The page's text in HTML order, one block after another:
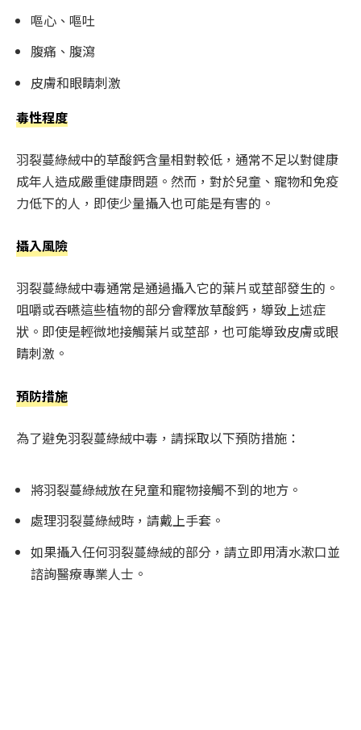
嘔心、嘔吐
腹痛、腹瀉
皮膚和眼睛刺激
毒性程度
羽裂蔓綠絨中的草酸鈣含量相對較低，通常不足以對健康
成年人造成嚴重健康問題。然而，對於兒童、寵物和免疫
力低下的人，即使少量攝入也可能是有害的。
攝入風險
羽裂蔓綠絨中毒通常是通過攝入它的葉片或莖部發生的。
咀嚼或吞嚥這些植物的部分會釋放草酸鈣，導致上述症
狀。即使是輕微地接觸葉片或莖部，也可能導致皮膚或眼
睛刺激。
預防措施
為了避免羽裂蔓綠絨中毒，請採取以下預防措施：
將羽裂蔓綠絨放在兒童和寵物接觸不到的地方。
處理羽裂蔓綠絨時，請戴上手套。
如果攝入任何羽裂蔓綠絨的部分，請立即用清水漱口並
諮詢醫療專業人士。